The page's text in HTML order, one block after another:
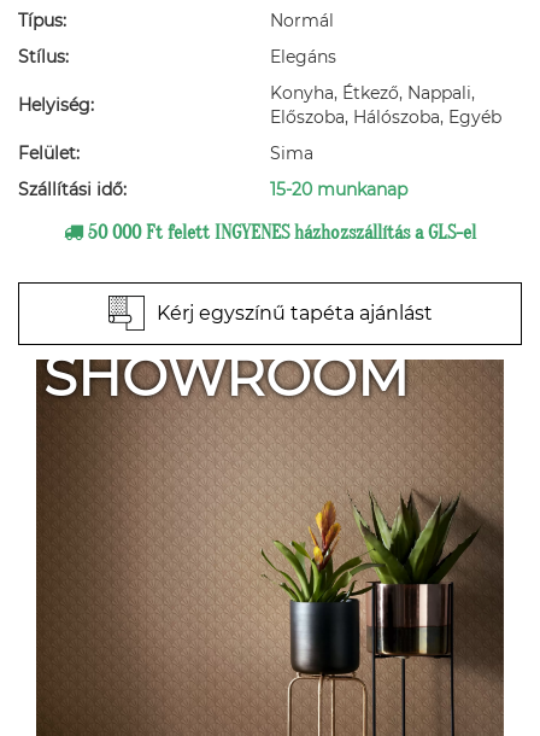
Típus:
Normál
Stílus:
Elegáns
Helyiség:
Konyha, Étkező, Nappali,
Előszoba, Hálószoba, Egyéb
Felület:
Sima
Szállítási idő:
15-20 munkanap
50 000 Ft felett INGYENES házhozszállítás a GLS-el
Kérj egyszínű tapéta ajánlást
SHOWROOM